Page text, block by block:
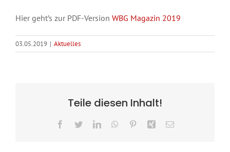
Hier geht’s zur PDF-Version WBG Magazin 2019
03.05.2019 | Aktuelles
Teile diesen Inhalt!
Facebook
TwitterLinkedInWhatsApp
PinterestXing E-